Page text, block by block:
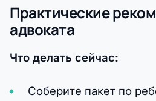
Практические
адвоката
Что делать сейчас:
Соберите пакет по